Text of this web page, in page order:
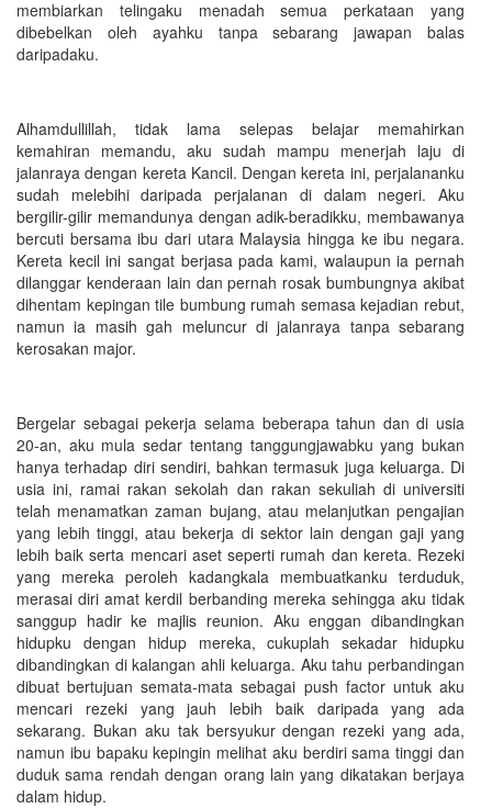
membiarkan telingaku menadah semua perkataan yang
dibebelkan oleh ayahku tanpa sebarang jawapan balas
daripadaku.
Alhamdullillah, tidak lama selepas belajar memahirkan
kemahiran memandu, aku sudah mampu menerjah laju di
jalanraya dengan kereta Kancil. Dengan kereta ini, perjalananku
sudah melebihi daripada perjalanan di dalam negeri. Aku
bergilir-gilir memandunya dengan adik-beradikku, membawanya
bercuti bersama ibu dari utara Malaysia hingga ke ibu negara.
Kereta kecil ini sangat berjasa pada kami, walaupun ia pernah
dilanggar kenderaan lain dan pernah rosak bumbungnya akibat
dihentam kepingan tile bumbung rumah semasa kejadian rebut,
namun ia masih gah meluncur di jalanraya tanpa sebarang
kerosakan major.
Bergelar sebagai pekerja selama beberapa tahun dan di usia
20-an, aku mula sedar tentang tanggungjawabku yang bukan
hanya terhadap diri sendiri, bahkan termasuk juga keluarga. Di
usia ini, ramai rakan sekolah dan rakan sekuliah di universiti
telah menamatkan zaman bujang, atau melanjutkan pengajian
yang lebih tinggi, atau bekerja di sektor lain dengan gaji yang
lebih baik serta mencari aset seperti rumah dan kereta. Rezeki
yang mereka peroleh kadangkala membuatkanku terduduk,
merasai diri amat kerdil berbanding mereka sehingga aku tidak
sanggup hadir ke majlis reunion. Aku enggan dibandingkan
hidupku dengan hidup mereka, cukuplah sekadar hidupku
dibandingkan di kalangan ahli keluarga. Aku tahu perbandingan
dibuat bertujuan semata-mata sebagai push factor untuk aku
mencari rezeki yang jauh lebih baik daripada yang ada
sekarang. Bukan aku tak bersyukur dengan rezeki yang ada,
namun ibu bapaku kepingin melihat aku berdiri sama tinggi dan
duduk sama rendah dengan orang lain yang dikatakan berjaya
dalam hidup.